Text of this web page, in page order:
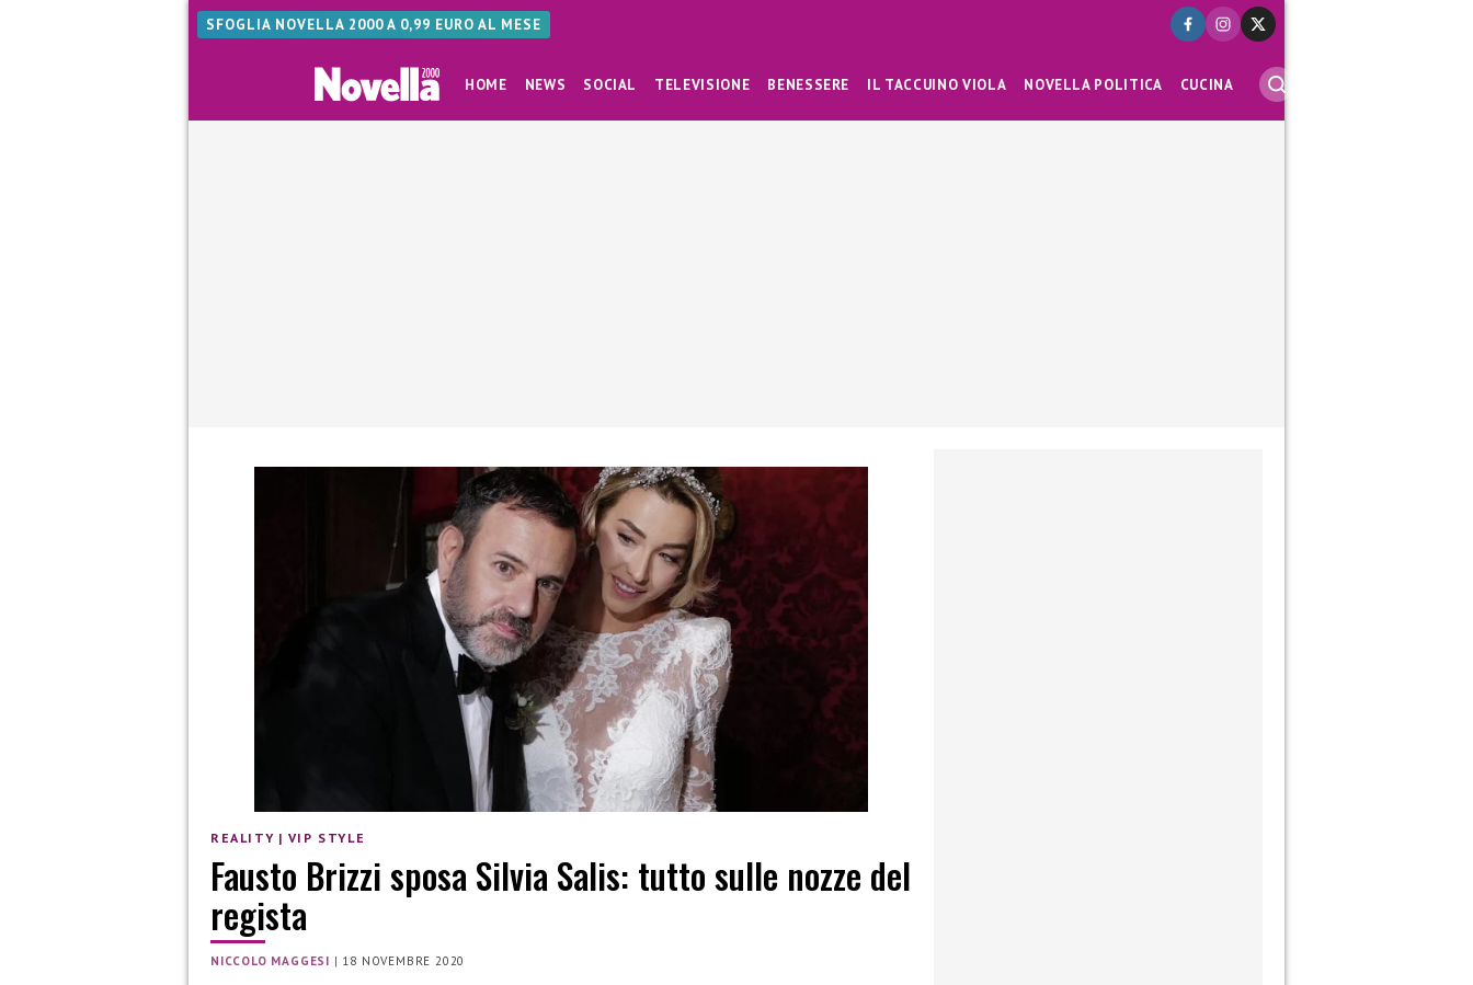
SFOGLIA NOVELLA 2000 A 0,99 EURO AL MESE
HOME NEWS SOCIAL TELEVISIONE BENESSERE IL TACCUINO VIOLA NOVELLA POLITICA CUCINA
REALITY | VIP STYLE
Fausto Brizzi sposa Silvia Salis: tutto sulle nozze del
regista
NICCOLO MAGGESI | 18 NOVEMBRE 2020